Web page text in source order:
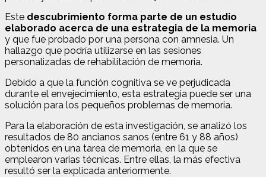
Este descubrimiento forma parte de un estudio
elaborado acerca de una estrategia de la memoria
y que fue probado por una persona con amnesia. Un
hallazgo que podría utilizarse en las sesiones
personalizadas de rehabilitación de memoria.
Debido a que la función cognitiva se ve perjudicada
durante el envejecimiento, esta estrategia puede ser una
solución para los pequeños problemas de memoria.
Para la elaboración de esta investigación, se analizó los
resultados de 80 ancianos sanos (entre 61 y 88 años)
obtenidos en una tarea de memoria, en la que se
emplearon varias técnicas. Entre ellas, la más efectiva
resultó ser la explicada anteriormente.